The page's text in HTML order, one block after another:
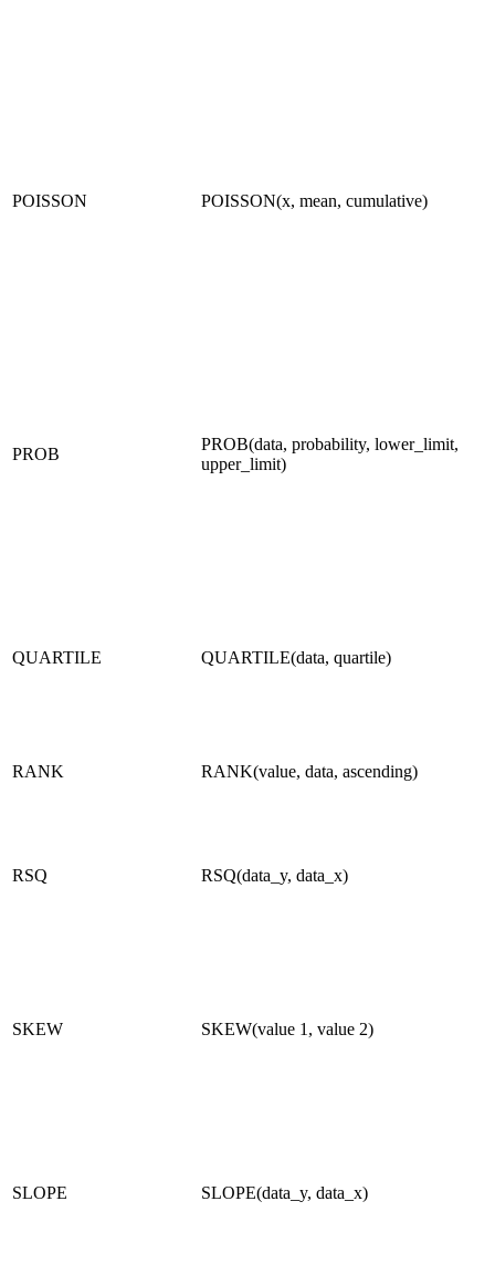
POISSON POISSON(x, mean, cumulative)
PROB
PROB(data, probability, lower_limit,
upper_limit)
QUARTILE QUARTILE(data, quartile)
RANK RANK(value, data, ascending)
RSQ RSQ(data_y, data_x)
SKEW SKEW(value 1, value 2)
SLOPE SLOPE(data_y, data_x)